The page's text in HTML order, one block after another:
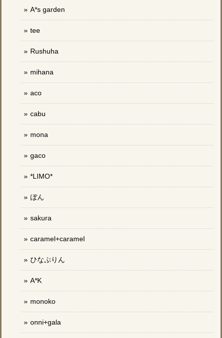
A*s garden
tee
Rushuha
mihana
aco
cabu
mona
gaco
*LIMO*
ぼん
sakura
caramel+caramel
ひなぷりん
A*K
monoko
onni+gala